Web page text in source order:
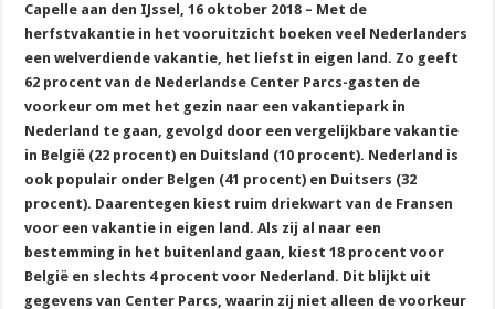
Capelle aan den IJssel, 16 oktober 2018 – Met de
herfstvakantie in het vooruitzicht boeken veel Nederlanders
een welverdiende vakantie, het liefst in eigen land. Zo geeft
62 procent van de Nederlandse Center Parcs-gasten de
voorkeur om met het gezin naar een vakantiepark in
Nederland te gaan, gevolgd door een vergelijkbare vakantie
in België (22 procent) en Duitsland (10 procent). Nederland is
ook populair onder Belgen (41 procent) en Duitsers (32
procent). Daarentegen kiest ruim driekwart van de Fransen
voor een vakantie in eigen land. Als zij al naar een
bestemming in het buitenland gaan, kiest 18 procent voor
België en slechts 4 procent voor Nederland. Dit blijkt uit
gegevens van Center Parcs, waarin zij niet alleen de voorkeur